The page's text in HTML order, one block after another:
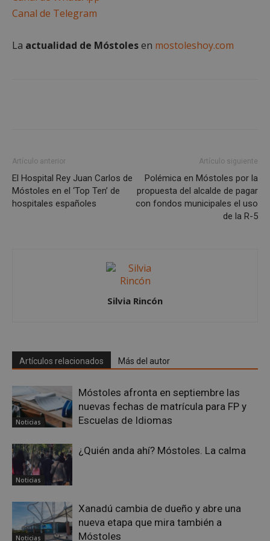
Canal de Telegram
La actualidad de Móstolesen mostoleshoy.com
Artículo anterior
El Hospital Rey Juan Carlos de
Móstoles en el ‘Top Ten’ de
hospitales españoles
Artículo siguiente
Polémica en Móstoles por la
propuesta del alcalde de pagar
con fondos municipales el uso
de la R-5
Silvia Rincón
Artículos relacionados Más del autor
Noticias
Móstoles afronta en septiembre las
nuevas fechas de matrícula para FP y
Escuelas de Idiomas
Noticias
¿Quién anda ahí? Móstoles. La calma
Noticias
Xanadú cambia de dueño y abre una
nueva etapa que mira también a
Móstoles
preferencias
funcionalidad
Cookies estrictamente necesarias
Cookies de rendimiento
Cookies de preferencias
Las cookies estrictamente necesarias permiten la
funcionalidad principal del sitio web, como el
inicio de sesión de usuario y la gestión de cuentas.
las cookies estrictamente necesarias.
__cf_bm
.x.com
CookieScriptConsent